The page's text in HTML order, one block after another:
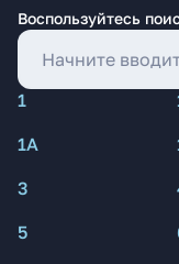
Воспользуйтесь
1
1А
3
5